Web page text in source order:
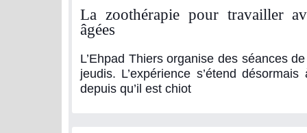
La zoothérapie pour travailler
âgées
L’Ehpad Thiers organise des séances
jeudis. L’expérience s’étend
depuis qu’il est chiot